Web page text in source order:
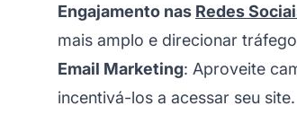
Engajamento nas Redes
mais amplo e direcionar
Email Marketing: Aproveite
incentivá-los a acessar seu site.